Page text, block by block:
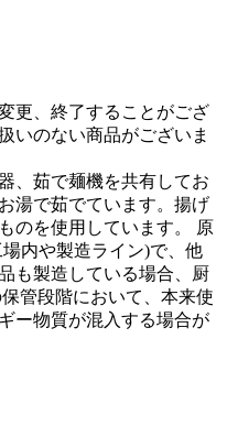
更、終了することがござ
いのない商品がございま
、茹で麺機を共有してお
湯で茹でています。揚げ
のを使用しています。 原
内や製造ライン)で、他
も製造している場合、厨
管段階において、本来使
ー物質が混入する場合が